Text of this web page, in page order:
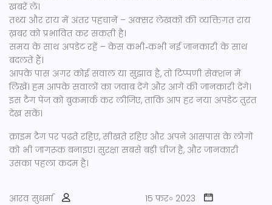
खबरें लें।
तथ्य और राय में अंतर पहचानें – अक्सर लेखकों की व्यक्तिगत राय
ख़बर को प्रभावित कर सकती है।
समय के साथ अपडेट रहें – केस कभी‑कभी नई जानकारी के साथ
बदलते हैं।
आपके पास अगर कोई सवाल या सुझाव है, तो टिप्पणी सेक्शन में
लिखें। हम आपके सवालों का जवाब देंगे और आगे की जानकारी देंगे।
इस टैग पेज को बुकमार्क कर लीजिए, ताकि आप हर नया अपडेट तुरंत
देख सकें।
क्राइम टैग पर पढ़ते रहिए, सीखते रहिए और अपने आसपास के लोगों
को भी जागरूक बनाइए। सुरक्षा सबसे बड़ी चीज़ है, और जानकारी
उसका पहला कदम है।
आरव सुधर्मा
15 फ़र॰ 2023